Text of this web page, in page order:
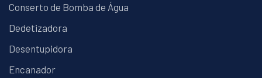
Conserto de Bomba de Água
Dedetizadora
Desentupidora
Encanador